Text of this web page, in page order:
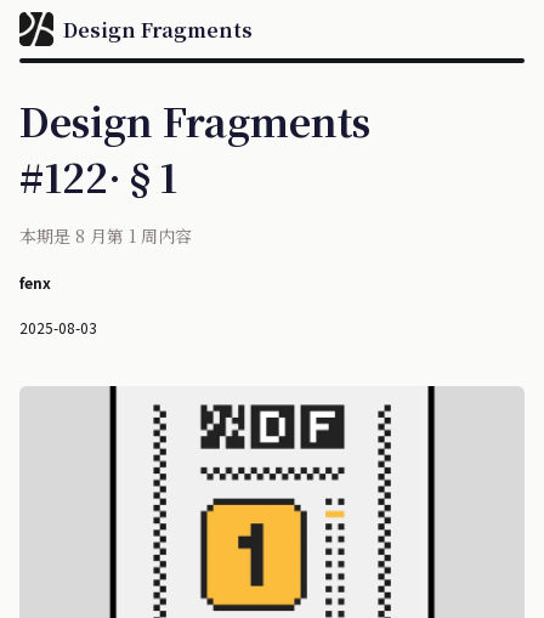
Design Fragments
Design Fragments
#122·§1
本期是 8 月第 1 周内容
fenx
2025-08-03